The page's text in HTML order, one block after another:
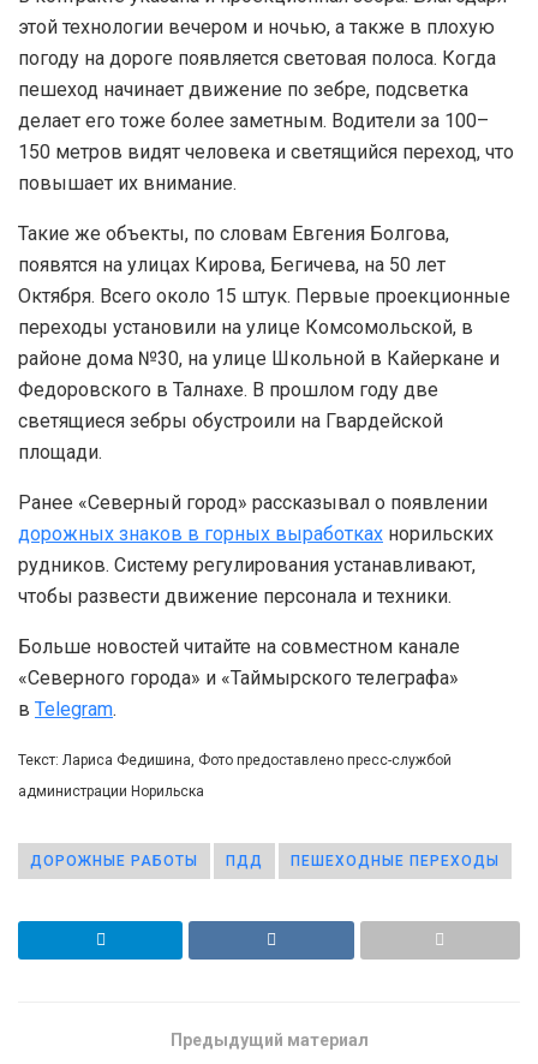
этой технологии вечером и ночью, а также в плохую
погоду на дороге появляется световая полоса. Когда
пешеход начинает движение по зебре, подсветка
делает его тоже более заметным. Водители за 100–
150 метров видят человека и светящийся переход, что
повышает их внимание.
Такие же объекты, по словам Евгения Болгова,
появятся на улицах Кирова, Бегичева, на 50 лет
Октября. Всего около 15 штук. Первые проекционные
переходы установили на улице Комсомольской, в
районе дома №30, на улице Школьной в Кайеркане и
Федоровского в Талнахе. В прошлом году две
светящиеся зебры обустроили на Гвардейской
площади.
Ранее «Северный город» рассказывал о появлении
дорожных знаков в горных выработках норильских
рудников. Систему регулирования устанавливают,
чтобы развести движение персонала и техники.
Больше новостей читайте на совместном канале
«Северного города» и «Таймырского телеграфа»
в Telegram.
Текст: Лариса Федишина, Фото предоставлено пресс-службой
администрации Норильска
ДОРОЖНЫЕ РАБОТЫ ПДД ПЕШЕХОДНЫЕ ПЕРЕХОДЫ
Предыдущий материал